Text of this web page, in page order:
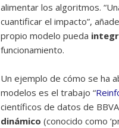
alimentar los algoritmos.
cuantificar el impacto”,
propio modelo pueda
funcionamiento.
Un ejemplo de cómo se ha
modelos es el trabajo “
científicos de datos de
dinámico (conocido como